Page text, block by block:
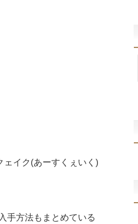
イク(あーすくぇいく)
手方法もまとめている